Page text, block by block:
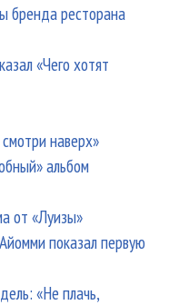
бренда ресторана
«Чего хотят
наверх»
альбом
от «Луизы»
показал первую
«Не плачь,